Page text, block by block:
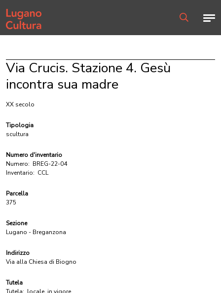
Home page
Via Crucis. Stazione 4. Gesù
incontra sua madre
XX secolo
Tipologia
scultura
Numero d'inventario
Numero: BREG-22-04
Inventario: CCL
Parcella
375
Sezione
Lugano - Breganzona
Indirizzo
Via alla Chiesa di Biogno
Tutela